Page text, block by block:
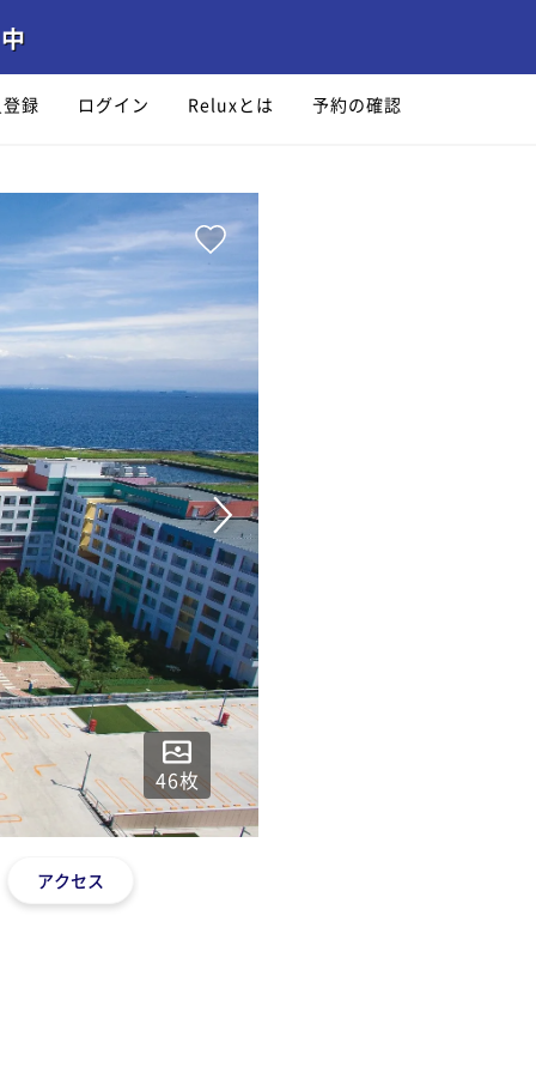
録 ログイン Reluxとは 予約の確認
46枚
アクセス